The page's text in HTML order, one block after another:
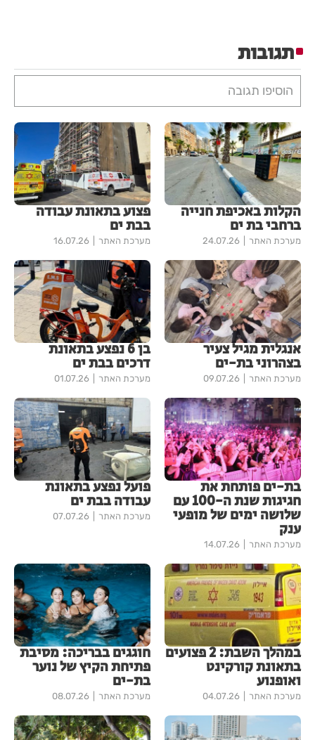
תגובות
הוסיפו תגובה
הקלות באכיפת חנייה
ברחבי בת ים
מערכת האתר 24.07.26
פצוע בתאונת עבודה
בבת ים
מערכת האתר 16.07.26
אנגלית מגיל צעיר
בצהרוני בת-ים
מערכת האתר 09.07.26
בן 6 נפצע בתאונת
דרכים בבת ים
מערכת האתר 01.07.26
בת-ים פותחת את
חגיגות שנת ה-100 עם
שלושה ימים של מופעי
ענק
מערכת האתר 14.07.26
פועל נפצע בתאונת
עבודה בבת ים
מערכת האתר 07.07.26
במהלך השבת: 2 פצועים
בתאונת קורקינט
ואופנוע
מערכת האתר 04.07.26
חוגגים בבריכה: מסיבת
פתיחת הקיץ של נוער
בת-ים
מערכת האתר 08.07.26